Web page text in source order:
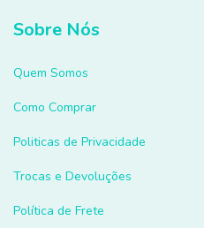
Sobre Nós
Quem Somos
Como Comprar
Politicas de Privacidade
Trocas e Devoluções
Política de Frete